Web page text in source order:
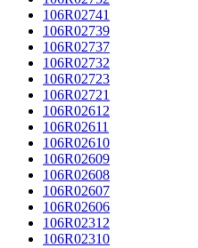
106R02741
106R02739
106R02737
106R02732
106R02723
106R02721
106R02612
106R02611
106R02610
106R02609
106R02608
106R02607
106R02606
106R02312
106R02310